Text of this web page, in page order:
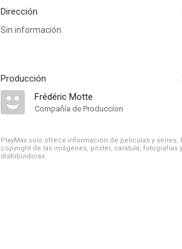
Dirección
Sin información.
Producción
Frédéric Motte
Compañía de Produccion
PlayMax solo ofrece información de películas y
copyright de las imágenes, póster, carátula,
distribuidoras.